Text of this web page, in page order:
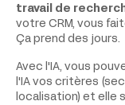
travail de
votre CRM, vous
Ça prend des jours.
Avec l'IA, vous
l'IA vos critères
localisation) et elle